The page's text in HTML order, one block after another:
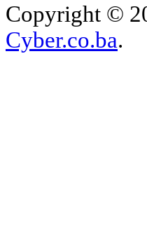
Copyright ©
Cyber.co.ba.